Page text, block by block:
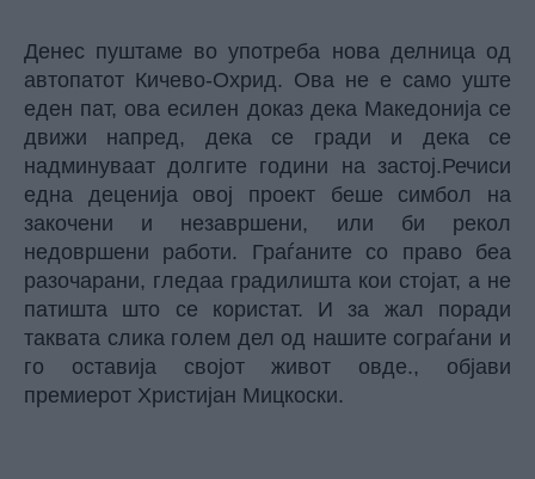
Денес пуштаме во употреба нова делница од
автопатот Кичево-Охрид. Ова не е само уште
еден пат, ова есилен доказ дека Македонија се
движи напред, дека се гради и дека се
надминуваат долгите години на застој.Речиси
една деценија овој проект беше симбол на
закочени и незавршени, или би рекол
недовршени работи. Граѓаните со право беа
разочарани, гледаа градилишта кои стојат, а не
патишта што се користат. И за жал поради
таквата слика голем дел од нашите сограѓани и
го оставија својот живот овде., oбјави
премиерот Христијан Мицкоски.